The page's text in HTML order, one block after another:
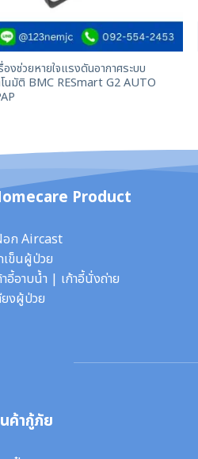
องช่วยหายใจแรงดันอากาศระบบ
นมัติ BMC RESmart G2 AUTO
Product
อก Aircast
เข็นผู้ป่วย
าอี้อาบน้ำ | เก้าอี้นั่งถ่าย
ยงผู้ป่วย
ค้ากู้ภัย